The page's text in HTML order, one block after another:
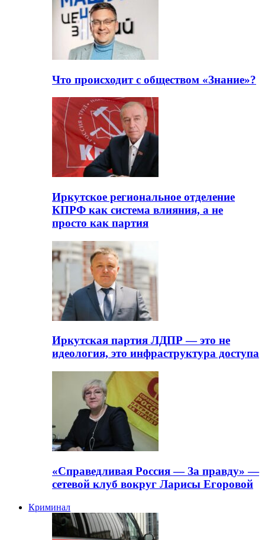
Что происходит с обществом «Знание»?
Иркутское региональное отделение
КПРФ как система влияния, а не
просто как партия
Иркутская партия ЛДПР — это не
идеология, это инфраструктура доступа
«Справедливая Россия — За правду» —
сетевой клуб вокруг Ларисы Егоровой
Криминал